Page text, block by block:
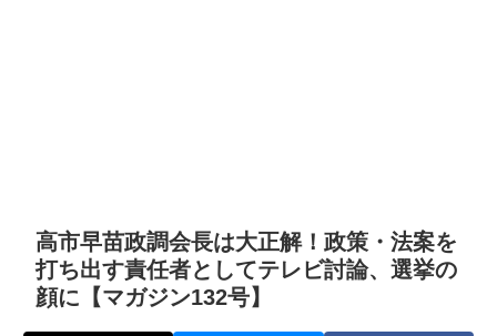
高市早苗政調会長は大正解！政策・法案を
打ち出す責任者としてテレビ討論、選挙の
顔に【マガジン132号】